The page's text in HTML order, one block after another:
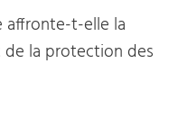
affronte-t-elle la
la protection des